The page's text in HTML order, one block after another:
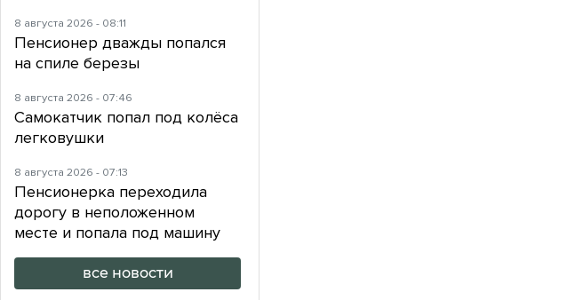
8 августа 2026 - 08:11
Пенсионер дважды попался
на спиле березы
8 августа 2026 - 07:46
Самокатчик попал под колёса
легковушки
8 августа 2026 - 07:13
Пенсионерка переходила
дорогу в неположенном
месте и попала под машину
все новости